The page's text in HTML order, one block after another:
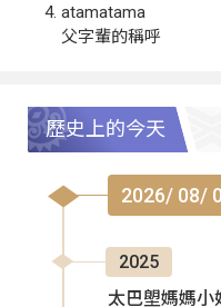
atamatama
父字輩的稱呼
歷史上的今天
2026/ 08/
2025
太巴塱媽媽